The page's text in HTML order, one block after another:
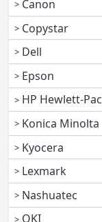
Canon
Copystar
Dell
Epson
HP Hewlett-
Konica Minolta
Kyocera
Lexmark
Nashuatec
OKI